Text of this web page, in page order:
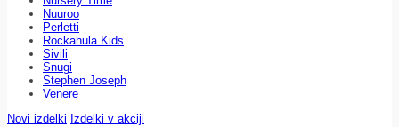
Nuuroo
Perletti
Rockahula Kids
Sivili
Snugi
Stephen Joseph
Venere
Novi izdelki Izdelki v akciji